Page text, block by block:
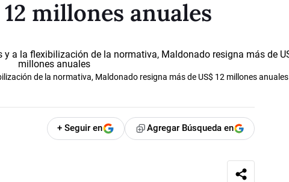
millones anuales
de la normativa, Maldonado resigna más de US$ 12 millones anuales
+ Seguir en Agregar Búsqueda en